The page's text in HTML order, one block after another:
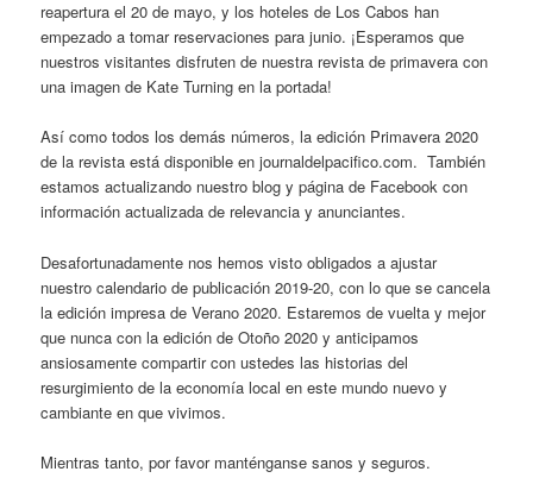
reapertura el 20 de mayo, y los hoteles de Los Cabos han
empezado a tomar reservaciones para junio. ¡Esperamos que
nuestros visitantes disfruten de nuestra revista de primavera con
una imagen de Kate Turning en la portada!
Así como todos los demás números, la edición Primavera 2020
de la revista está disponible en journaldelpacifico.com. También
estamos actualizando nuestro blog y página de Facebook con
información actualizada de relevancia y anunciantes.
Desafortunadamente nos hemos visto obligados a ajustar
nuestro calendario de publicación 2019-20, con lo que se cancela
la edición impresa de Verano 2020. Estaremos de vuelta y mejor
que nunca con la edición de Otoño 2020 y anticipamos
ansiosamente compartir con ustedes las historias del
resurgimiento de la economía local en este mundo nuevo y
cambiante en que vivimos.
Mientras tanto, por favor manténganse sanos y seguros.